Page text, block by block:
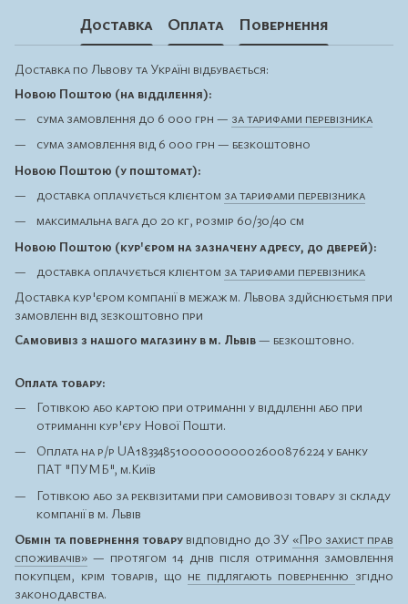
Доставка Оплата Повернення
Доставка по Львову та Україні відбувається:
Новою Поштою (на відділення):
сума замовлення до 6 000 грн — за тарифами перевізника
сума замовлення від 6 000 грн — безкоштовно
Новою Поштою (у поштомат):
доставка оплачується клієнтом за тарифами перевізника
максимальна вага до 20 кг, розмір 60/30/40 см
Новою Поштою (кур'єром на зазначену адресу, до дверей):
доставка оплачується клієнтом за тарифами перевізника
Доставка кур'єром компанії в межаж м. Львова здійснюєтьмя при
замовленн від зезкоштовно при
Самовивіз з нашого магазину в м. Львів— безкоштовно.
Оплата товару:
Готівкою або картою при отриманні у відділенні або при
отриманні кур'єру Нової Пошти.
Оплата на р/р UA183348510000000002600876224 у банку
ПАТ "ПУМБ", м.Київ
Готівкою або за реквізитами при самовивозі товару зі складу
компанії в м. Львів
Обмін та повернення товару відповідно до ЗУ «Про захист прав
споживачів» — протягом 14 днів після отримання замовлення
покупцем, крім товарів, що не підлягають поверненню згідно
законодавства.